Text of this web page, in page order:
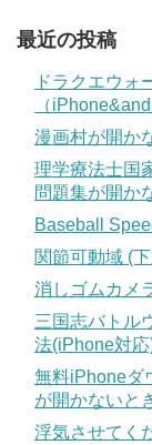
最近の投稿
ドラクエウォ
（
漫画村が開か
理学療法士国
問題集が開か
Baseball
関節可動域 (
消しゴムカメ
三国志バトル
法(iPhone対
無料iPhoneダ
が開かないと
浮気させてく